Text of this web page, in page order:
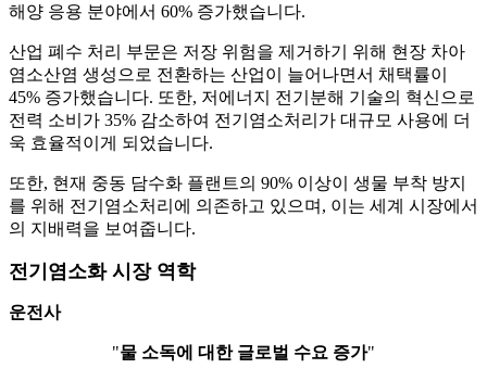
해양 응용 분야에서 60% 증가했습니다.
산업 폐수 처리 부문은 저장 위험을 제거하기 위해 현장 차아
염소산염 생성으로 전환하는 산업이 늘어나면서 채택률이
45% 증가했습니다. 또한, 저에너지 전기분해 기술의 혁신으로
전력 소비가 35% 감소하여 전기염소처리가 대규모 사용에 더
욱 효율적이게 되었습니다.
또한, 현재 중동 담수화 플랜트의 90% 이상이 생물 부착 방지
를 위해 전기염소처리에 의존하고 있으며, 이는 세계 시장에서
의 지배력을 보여줍니다.
전기염소화 시장 역학
운전사
"물 소독에 대한 글로벌 수요 증가"